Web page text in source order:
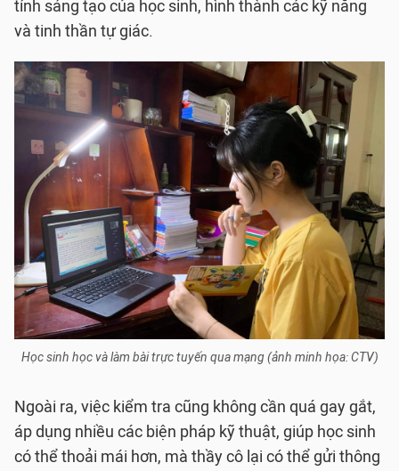
tính sáng tạo của học sinh, hình thành các kỹ năng
và tinh thần tự giác.
Học sinh học và làm bài trực tuyến qua mạng (ảnh minh họa: CTV)
Ngoài ra, việc kiểm tra cũng không cần quá gay gắt,
áp dụng nhiều các biện pháp kỹ thuật, giúp học sinh
có thể thoải mái hơn, mà thầy cô lại có thể gửi thông